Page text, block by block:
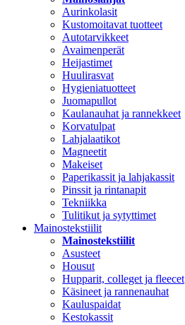
Aurinkolasit
Kustomoitavat tuotteet
Autotarvikkeet
Avaimenperät
Heijastimet
Huulirasvat
Hygieniatuotteet
Juomapullot
Kaulanauhat ja rannekkeet
Korvatulpat
Lahjalaatikot
Magneetit
Makeiset
Paperikassit ja lahjakassit
Pinssit ja rintanapit
Tekniikka
Tulitikut ja sytyttimet
Mainostekstiilit
Mainostekstiilit
Asusteet
Housut
Hupparit, colleget ja fleecet
Käsineet ja rannenauhat
Kauluspaidat
Kestokassit